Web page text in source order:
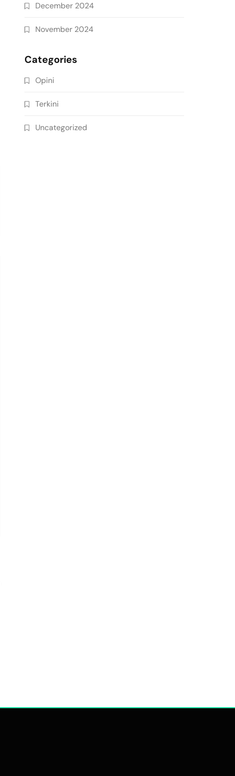
December 2024
November 2024
Categories
Opini
Terkini
Uncategorized